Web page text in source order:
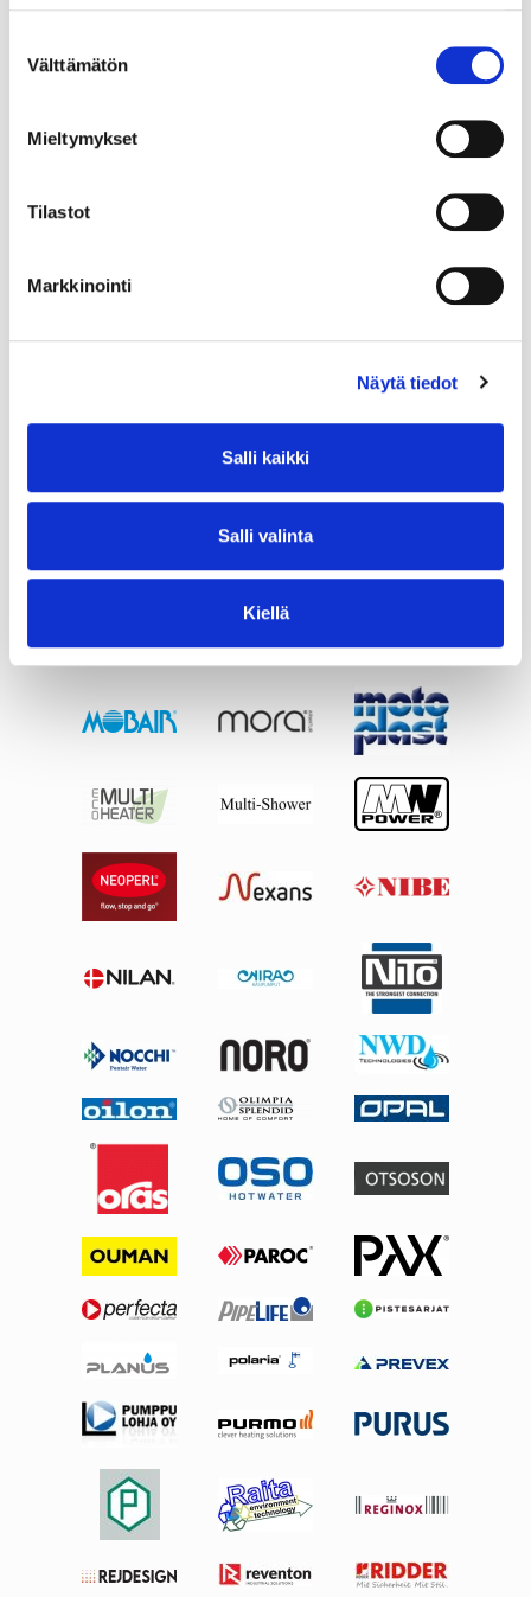
valinta
Välttämätön
Mieltymykset
Tilastot
Markkinointi
Näytä tiedot
Salli kaikki
Salli valinta
Kiellä